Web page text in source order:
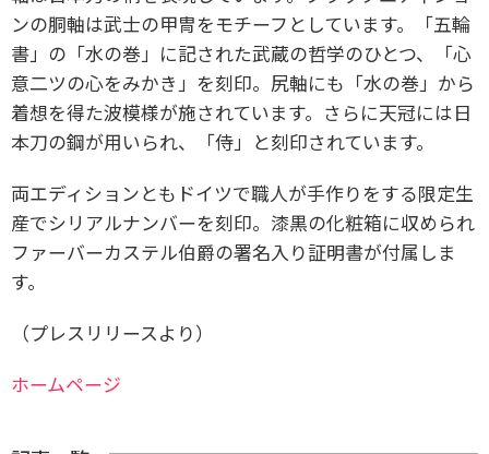
ンの胴軸は武士の甲冑をモチーフとしています。「五輪
書」の「水の巻」に記された武蔵の哲学のひとつ、「心
意二ツの心をみかき」を刻印。尻軸にも「水の巻」から
着想を得た波模様が施されています。さらに天冠には日
本刀の鋼が用いられ、「侍」と刻印されています。
両エディションともドイツで職人が手作りをする限定生
産でシリアルナンバーを刻印。漆黒の化粧箱に収められ
ファーバーカステル伯爵の署名入り証明書が付属しま
す。
（プレスリリースより）
ホームページ